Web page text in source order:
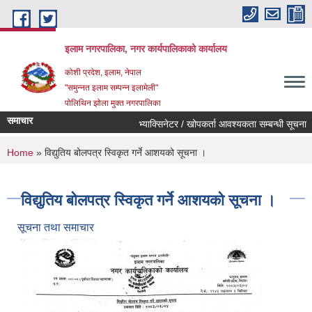
Skip to main content
इलाम नगरपालिका, नगर कार्यपालिकाको कार्यालय
कोशी प्रदेश, इलाम, नेपाल
"समुन्नत इलाम सम्पन्न इलामेली"
पोलिथिन झोला मुक्त नगरपालिका
समाचार भ्याक्सिनेटर / खोपकर्ता आवश्यकता सम्बन्धी सूचना ।
You are here
Home » विद्युतिय बोलपत्र स्विकृत गर्ने आशयको सूचना ।
विद्युतिय बोलपत्र स्विकृत गर्ने आशयको सूचना ।
सूचना तथा समाचार